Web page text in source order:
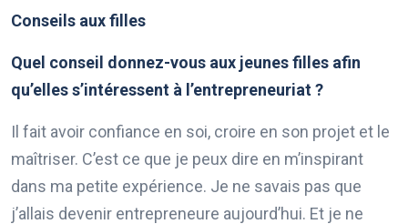
Conseils aux filles
Quel conseil donnez-vous aux jeunes filles afin
qu’elles s’intéressent à l’entrepreneuriat ?
Il fait avoir confiance en soi, croire en son projet et le
maîtriser. C’est ce que je peux dire en m’inspirant
dans ma petite expérience. Je ne savais pas que
j’allais devenir entrepreneure aujourd’hui. Et je ne